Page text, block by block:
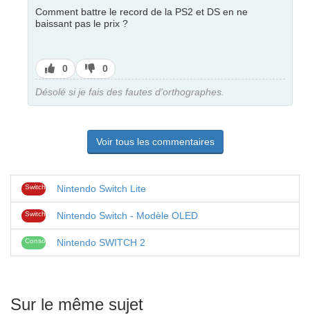
Comment battre le record de la PS2 et DS en ne
baissant pas le prix ?
J’aime
0
J’aime
pas
0
Désolé si je fais des fautes d'orthographes.
Voir tous les commentaires
Switch Nintendo Switch Lite
Switch Nintendo Switch - Modèle OLED
ConsolesNintendo SWITCH 2
Sur le même sujet